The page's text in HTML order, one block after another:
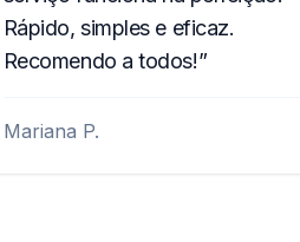
Rápido, simples e eficaz.
Recomendo a todos!
Mariana P.